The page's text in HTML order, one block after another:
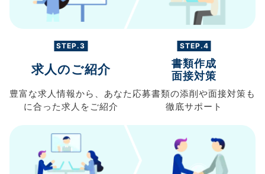
STEP.3
求人のご紹介
豊富な求人情報から、 あなた
に合った求人を ご紹介
STEP.4
書類作成
面接対策
応募書類の添削や面接対策も
徹底サポート